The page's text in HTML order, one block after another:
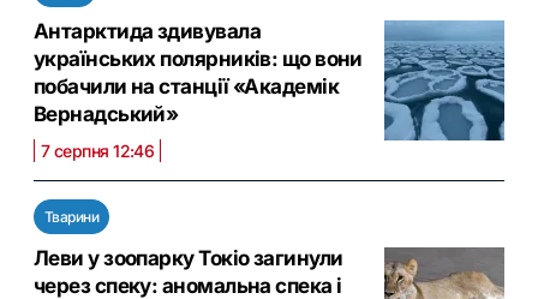
Антарктида здивувала
українських полярників: що вони
побачили на станції «Академік
Вернадський»
7 серпня 12:46
Тварини
Леви у зоопарку Токіо загинули
через спеку: аномальна спека і